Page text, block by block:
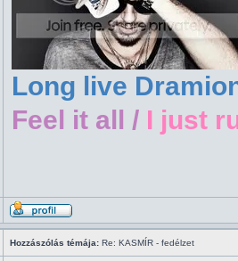
Long live
Feel it all / I just
Hozzászólás témája: Re: KASMÍR - fedélzet